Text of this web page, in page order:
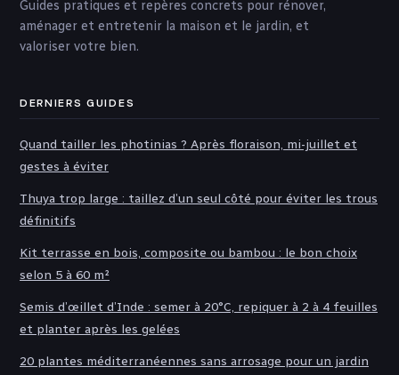
Guides pratiques et repères concrets pour rénover,
aménager et entretenir la maison et le jardin, et
valoriser votre bien.
DERNIERS GUIDES
Quand tailler les photinias ? Après floraison, mi-juillet et
gestes à éviter
Thuya trop large : taillez d’un seul côté pour éviter les trous
définitifs
Kit terrasse en bois, composite ou bambou : le bon choix
selon 5 à 60 m²
Semis d’œillet d’Inde : semer à 20°C, repiquer à 2 à 4 feuilles
et planter après les gelées
20 plantes méditerranéennes sans arrosage pour un jardin